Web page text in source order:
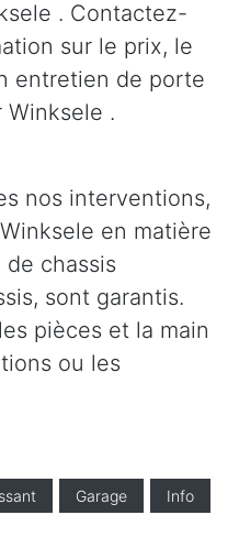
. Contactez-
sur le prix, le
entretien de porte
.
nos interventions,
en matière
chassis
sont garantis.
pièces et la main
ou les
Garage Info